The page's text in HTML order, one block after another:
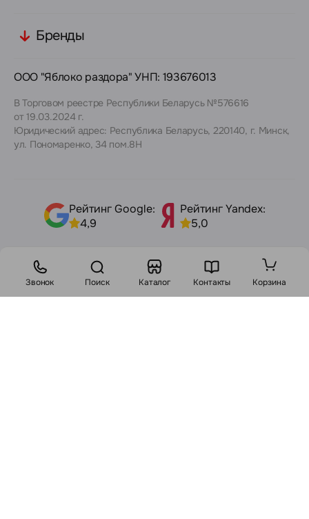
Бренды
ООО "Яблоко раздора" УНП: 193676013
В Торговом реестре Республики Беларусь №576616
от 19.03.2024 г.
Юридический адрес: Республика Беларусь, 220140, г. Минск,
ул. Пономаренко, 34 пом.8Н
Рейтинг Google:
4,9
Рейтинг Yandex:
5,0
Политика конфиденциальности
Договор публичной оферты
Звонок Поиск Каталог Контакты Корзина